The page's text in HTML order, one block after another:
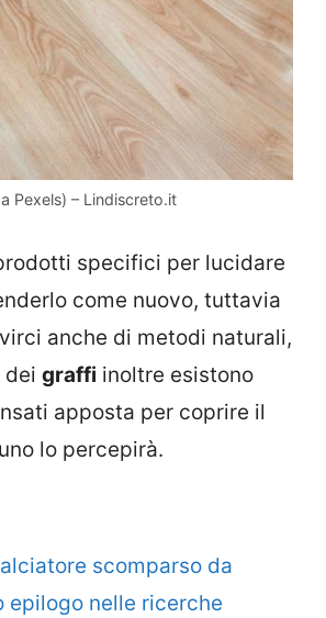
Pexels) – Lindiscreto.it
specifici per lucidare
come nuovo, tuttavia
anche di metodi naturali,
dei graffi inoltre esistono
apposta per coprire il
lo percepirà.
scomparso da
epilogo nelle ricerche